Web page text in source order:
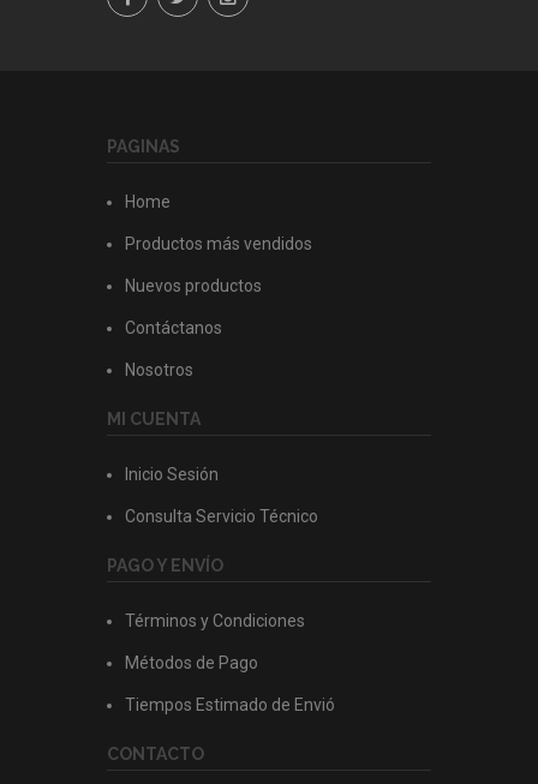
PAGINAS
Home
Productos más vendidos
Nuevos productos
Contáctanos
Nosotros
MI CUENTA
Inicio Sesión
Consulta Servicio Técnico
PAGO Y ENVÍO
Términos y Condiciones
Métodos de Pago
Tiempos Estimado de Envió
CONTACTO